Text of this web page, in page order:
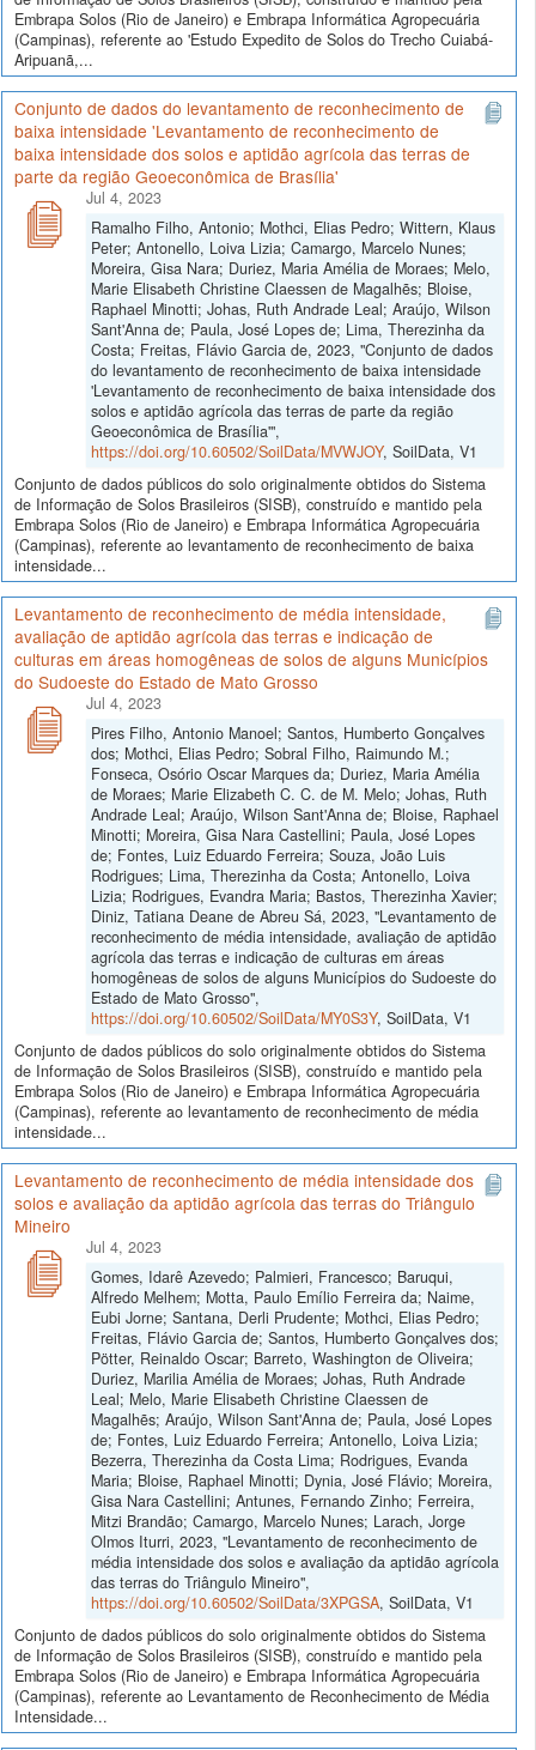
Embrapa Solos (Rio de Janeiro) e Embrapa Informática Agropecuária
(Campinas), referente ao 'Estudo Expedito de Solos do Trecho Cuiabá-
Aripuanã,...
Conjunto de dados do levantamento de reconhecimento de
baixa intensidade 'Levantamento de reconhecimento de
baixa intensidade dos solos e aptidão agrícola das terras de
parte da região Geoeconômica de Brasília'
Jul 4, 2023
Ramalho Filho, Antonio; Mothci, Elias Pedro; Wittern, Klaus
Peter; Antonello, Loiva Lizia; Camargo, Marcelo Nunes;
Moreira, Gisa Nara; Duriez, Maria Amélia de Moraes; Melo,
Marie Elisabeth Christine Claessen de Magalhẽs; Bloise,
Raphael Minotti; Johas, Ruth Andrade Leal; Araújo, Wilson
Sant'Anna de; Paula, José Lopes de; Lima, Therezinha da
Costa; Freitas, Flávio Garcia de, 2023, "Conjunto de dados
do levantamento de reconhecimento de baixa intensidade
'Levantamento de reconhecimento de baixa intensidade dos
solos e aptidão agrícola das terras de parte da região
Geoeconômica de Brasília'",
https://doi.org/10.60502/SoilData/MVWJOY, SoilData, V1
Conjunto de dados públicos do solo originalmente obtidos do Sistema
de Informação de Solos Brasileiros (SISB), construído e mantido pela
Embrapa Solos (Rio de Janeiro) e Embrapa Informática Agropecuária
(Campinas), referente ao levantamento de reconhecimento de baixa
intensidade...
Levantamento de reconhecimento de média intensidade,
avaliação de aptidão agrícola das terras e indicação de
culturas em áreas homogêneas de solos de alguns Municípios
do Sudoeste do Estado de Mato Grosso
Jul 4, 2023
Pires Filho, Antonio Manoel; Santos, Humberto Gonçalves
dos; Mothci, Elias Pedro; Sobral Filho, Raimundo M.;
Fonseca, Osório Oscar Marques da; Duriez, Maria Amélia
de Moraes; Marie Elizabeth C. C. de M. Melo; Johas, Ruth
Andrade Leal; Araújo, Wilson Sant'Anna de; Bloise, Raphael
Minotti; Moreira, Gisa Nara Castellini; Paula, José Lopes
de; Fontes, Luiz Eduardo Ferreira; Souza, João Luis
Rodrigues; Lima, Therezinha da Costa; Antonello, Loiva
Lizia; Rodrigues, Evandra Maria; Bastos, Therezinha Xavier;
Diniz, Tatiana Deane de Abreu Sá, 2023, "Levantamento de
reconhecimento de média intensidade, avaliação de aptidão
agrícola das terras e indicação de culturas em áreas
homogêneas de solos de alguns Municípios do Sudoeste do
Estado de Mato Grosso",
https://doi.org/10.60502/SoilData/MY0S3Y, SoilData, V1
Conjunto de dados públicos do solo originalmente obtidos do Sistema
de Informação de Solos Brasileiros (SISB), construído e mantido pela
Embrapa Solos (Rio de Janeiro) e Embrapa Informática Agropecuária
(Campinas), referente ao levantamento de reconhecimento de média
intensidade...
Levantamento de reconhecimento de média intensidade dos
solos e avaliação da aptidão agrícola das terras do Triângulo
Mineiro
Jul 4, 2023
Gomes, Idarê Azevedo; Palmieri, Francesco; Baruqui,
Alfredo Melhem; Motta, Paulo Emílio Ferreira da; Naime,
Eubi Jorne; Santana, Derli Prudente; Mothci, Elias Pedro;
Freitas, Flávio Garcia de; Santos, Humberto Gonçalves dos;
Pötter, Reinaldo Oscar; Barreto, Washington de Oliveira;
Duriez, Marilia Amélia de Moraes; Johas, Ruth Andrade
Leal; Melo, Marie Elisabeth Christine Claessen de
Magalhẽs; Araújo, Wilson Sant'Anna de; Paula, José Lopes
de; Fontes, Luiz Eduardo Ferreira; Antonello, Loiva Lizia;
Bezerra, Therezinha da Costa Lima; Rodrigues, Evanda
Maria; Bloise, Raphael Minotti; Dynia, José Flávio; Moreira,
Gisa Nara Castellini; Antunes, Fernando Zinho; Ferreira,
Mitzi Brandão; Camargo, Marcelo Nunes; Larach, Jorge
Olmos Iturri, 2023, "Levantamento de reconhecimento de
média intensidade dos solos e avaliação da aptidão agrícola
das terras do Triângulo Mineiro",
https://doi.org/10.60502/SoilData/3XPGSA, SoilData, V1
Conjunto de dados públicos do solo originalmente obtidos do Sistema
de Informação de Solos Brasileiros (SISB), construído e mantido pela
Embrapa Solos (Rio de Janeiro) e Embrapa Informática Agropecuária
(Campinas), referente ao Levantamento de Reconhecimento de Média
Intensidade...